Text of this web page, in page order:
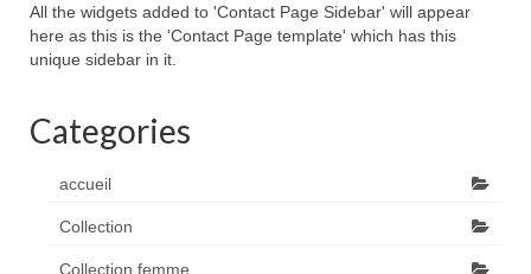
All the widgets added to 'Contact Page Sidebar' will appear
here as this is the 'Contact Page template' which has this
unique sidebar in it.
Categories
accueil
Collection
Collection femme